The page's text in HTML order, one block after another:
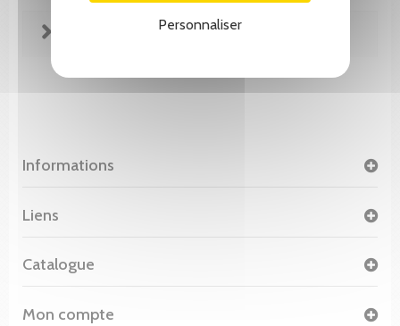
Personnaliser
FICHE TECHNIQUE
Informations
Liens
Catalogue
Mon compte